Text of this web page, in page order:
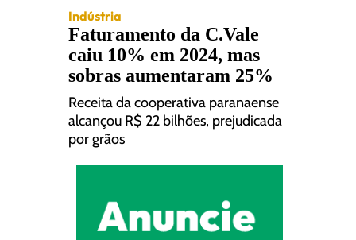
Indústria
Faturamento da C.Vale
caiu 10% em 2024, mas
sobras aumentaram 25%
Receita da cooperativa paranaense
alcançou R$ 22 bilhões, prejudicada
por grãos